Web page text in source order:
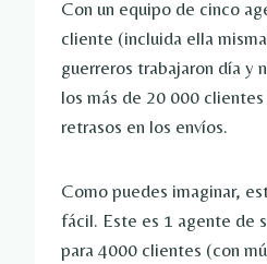
Con un equipo de cinco
cliente (incluida ella
guerreros trabajaron día y
los más de 20 000
retrasos en los envíos.
Como puedes imaginar,
fácil. Este es 1 agente de
para 4000 clientes (con